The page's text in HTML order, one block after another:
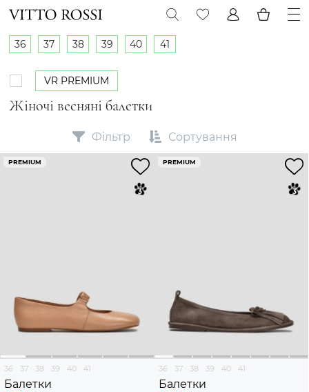
Жіночі весняні балетки
36 37 38 39 40 41
VR PREMIUM
Фільтр Сортування
PREMIUM
36 37 38 39 40 41
Балетки
PREMIUM
36 37 38 39 40 41
Балетки